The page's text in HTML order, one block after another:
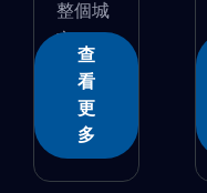
整個城
市...
查
看
更
多